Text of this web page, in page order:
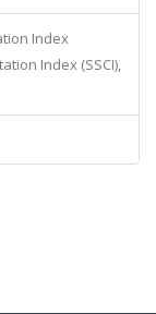
Index
Index (SSCI),